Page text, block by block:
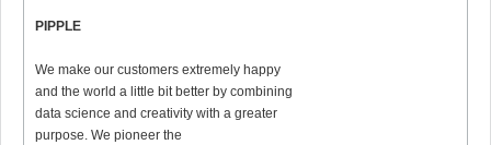
PIPPLE
We make our customers extremely happy
and the world a little bit better by combining
data science and creativity with a greater
purpose. We pioneer the